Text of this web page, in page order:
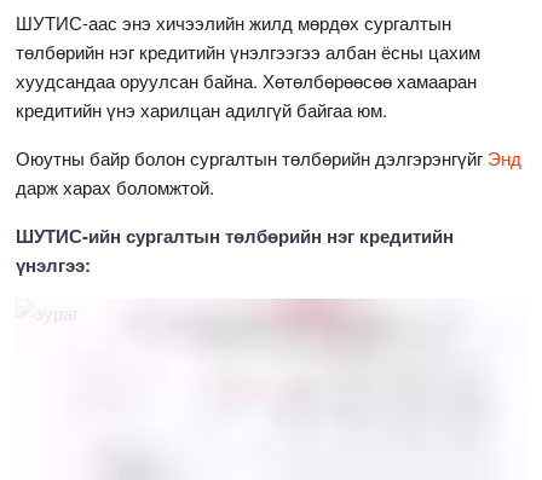
ШУТИС-аас энэ хичээлийн жилд мөрдөх сургалтын
төлбөрийн нэг кредитийн үнэлгээгээ албан ёсны цахим
хуудсандаа оруулсан байна. Хөтөлбөрөөсөө хамааран
кредитийн үнэ харилцан адилгүй байгаа юм.
Оюутны байр болон сургалтын төлбөрийн дэлгэрэнгүйг Энд
дарж харах боломжтой.
ШУТИС-ийн сургалтын төлбөрийн нэг кредитийн
үнэлгээ: